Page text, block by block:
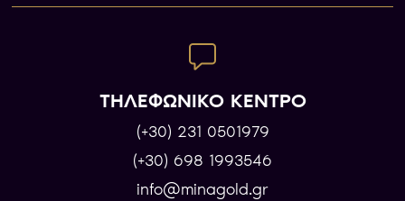
ΤΗΛΕΦΩΝΙΚΟ ΚΕΝΤΡΟ
(+30) 231 0501979
(+30) 698 1993546
info@minagold.gr